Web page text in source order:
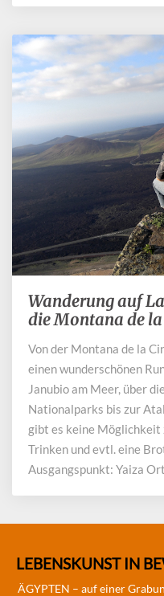
Wanderung
auf
von
Yaiza
auf
die
Montana
de
la
Cinta
Wanderung auf
die Montana de
Von der Montana de la
einen wunderschönen
Janubio am Meer, über
Nationalparks bis zur
gibt es keine Möglichkeit
Trinken und evtl. eine
Ausgangspunkt: Yaiza
LEBENSKUNST IN
ÄGYPTEN – auf einer